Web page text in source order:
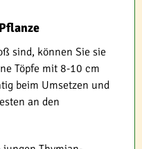
sind, können Sie sie
Töpfe mit 8-10 cm
beim Umsetzen und
an den